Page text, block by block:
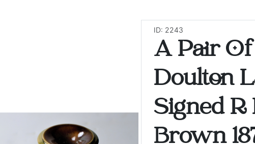
ID: 2243
A Pair
Doulton
Signed R
Brown